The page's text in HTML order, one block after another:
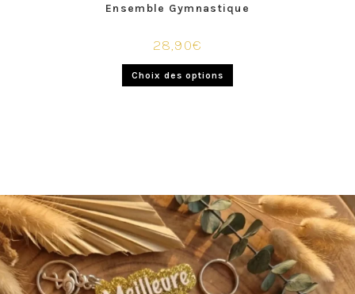
Ensemble Gymnastique
28,90€
Choix des options